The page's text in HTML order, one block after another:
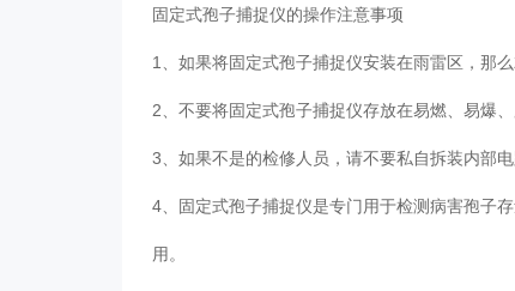
固定式孢子捕捉仪的操作注意事项
1、如果将固定式孢子捕捉仪安装在雨雷区，那
2、不要将固定式孢子捕捉仪存放在易燃、易爆
3、如果不是的检修人员，请不要私自拆装内部
4、固定式孢子捕捉仪是专门用于检测病害孢子
用。